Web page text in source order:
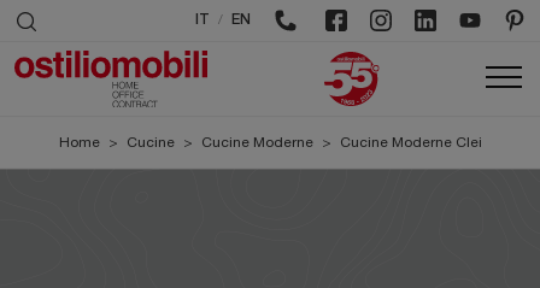
/ EN
Home > Cucine > Cucine Moderne > Cucine Moderne Clei